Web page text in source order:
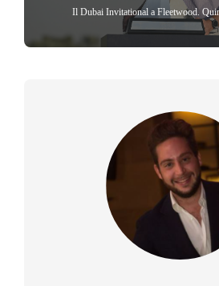
Il Dubai Invitational a Fleetwood.